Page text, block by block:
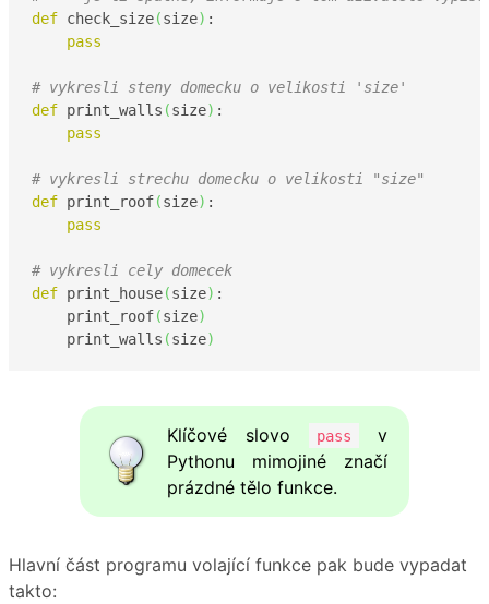
def check_size(size) :
pass
# vykresli steny domecku o velikosti 'size'
def print_walls (size) :
pass
# vykresli strechu domecku o velikosti "size"
def print_roof(size) :
pass
# vykresli cely domecek
def print_house(size) :
    print_roof
(size)
    print_walls
(size)
Klíčové slovo pass
v
Pythonu mimojiné značí
prázdné tělo funkce.
Hlavní část programu volající funkce pak bude vypadat
takto: